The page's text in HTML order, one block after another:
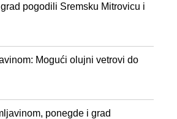
pogodili Sremsku Mitrovicu i
Mogući olujni vetrovi do
ponegde i grad